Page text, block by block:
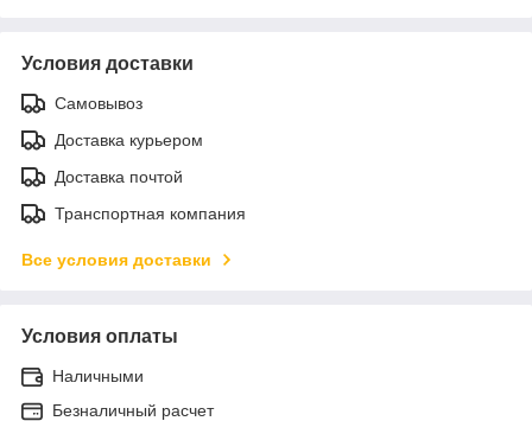
Условия доставки
Самовывоз
Доставка курьером
Доставка почтой
Транспортная компания
Все условия доставки
Условия оплаты
Наличными
Безналичный расчет